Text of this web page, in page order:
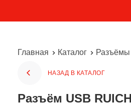
Главная Каталог Разъёмы
НАЗАД В КАТАЛОГ
Разъём USB